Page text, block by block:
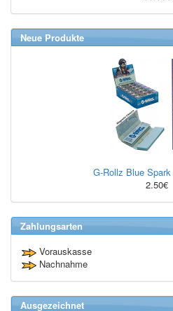
Neue Produkte
G-Rollz Blue
2.50€
Zahlungsarten
Vorauskasse
Nachnahme
Ausgezeichnet